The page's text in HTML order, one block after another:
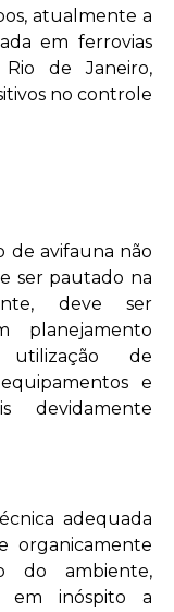
atualmente a
em ferrovias
de Janeiro,
no controle
de avifauna não
ser pautado na
deve ser
planejamento
de
e
devidamente
adequada
organicamente
do ambiente,
em inóspito a